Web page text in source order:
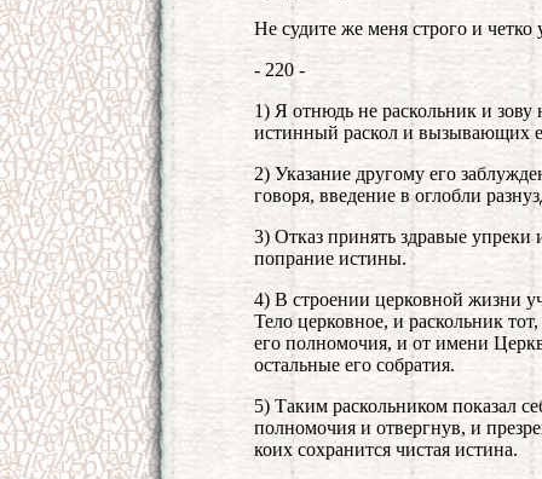
Не судите же меня строго и четко
- 220 -
1) Я отнюдь не раскольник и
истинный раскол и вызывающих
2) Указание другому его
говоря, введение в оглобли
3) Отказ принять здравые упреки
попрание истины.
4) В строении церковной жизни
Тело церковное, и раскольник
его полномочия, и от имени
остальные его собратия.
5) Таким раскольником показал
полномочия и отвергнув, и
коих сохранится чистая истина.